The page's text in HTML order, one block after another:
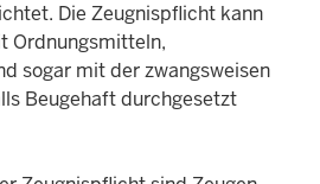
Die Zeugnispflicht kann
Ordnungsmitteln,
sogar mit der zwangsweisen
Beugehaft durchgesetzt